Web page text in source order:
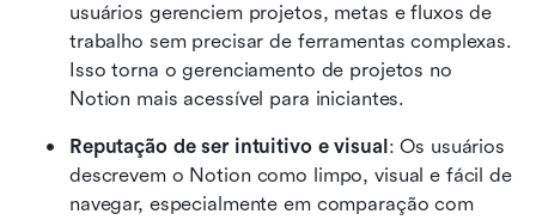
usuários gerenciem projetos, metas e fluxos de
trabalho sem precisar de ferramentas complexas.
Isso torna o gerenciamento de projetos no
Notion mais acessível para iniciantes.
Reputação de ser intuitivo e visual : Os usuários
descrevem o Notion como limpo, visual e fácil de
navegar, especialmente em comparação com